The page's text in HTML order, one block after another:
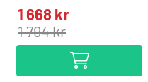
1 668 kr
1 794 kr